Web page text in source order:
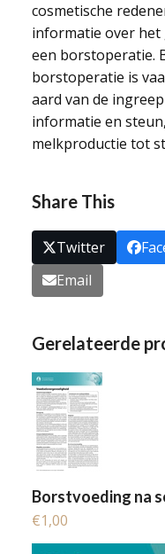
cosmetische
informatie over het
een borstoperatie.
borstoperatie is
aard van de
informatie en
melkproductie tot
Share This
Twitter
Email
Gerelateerde
Borstvoeding na
€1,00